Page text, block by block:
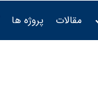
مقالات پروژه ها